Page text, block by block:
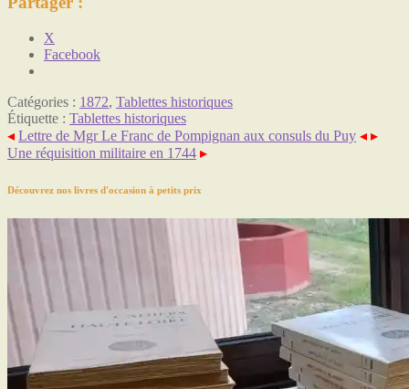
X
Facebook
Catégories : 1872, Tablettes historiques
Étiquette : Tablettes historiques
◂ Lettre de Mgr Le Franc de Pompignan aux consuls du Puy ◂ ▸
Une réquisition militaire en 1744 ▸
Découvrez nos livres d'occasion à petits prix